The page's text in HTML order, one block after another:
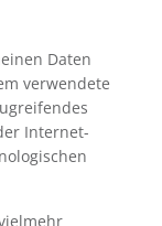
Daten
verwendete
Internet-